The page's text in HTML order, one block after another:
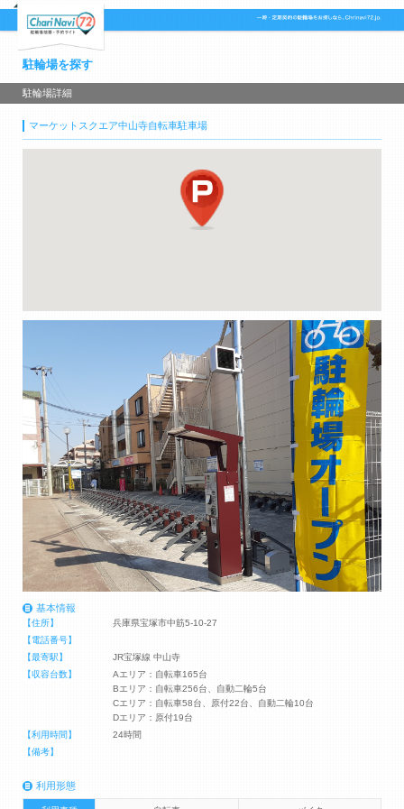
駐輪場を探す
駐輪場詳細
マーケットスクエア中山寺自転車駐車場
基本情報
【住所】
兵庫県宝塚市中筋5-10-27
【電話番号】
【最寄駅】
JR宝塚線 中山寺
【収容台数】
Aエリア：自転車165台
Bエリア：自転車256台、自動二輪5台
Cエリア：自転車58台、原付22台、自動二輪10台
Dエリア：原付19台
【利用時間】
24時間
【備考】
利用形態